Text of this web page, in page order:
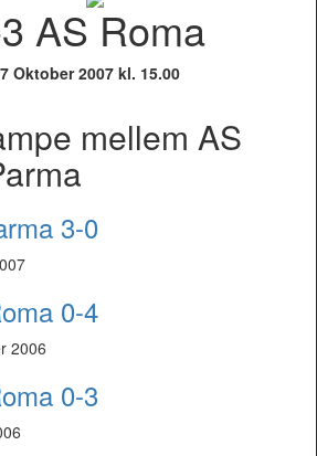
AS Roma
Oktober 2007 kl. 15.00
mellem AS
3-0
0-4
2006
0-3